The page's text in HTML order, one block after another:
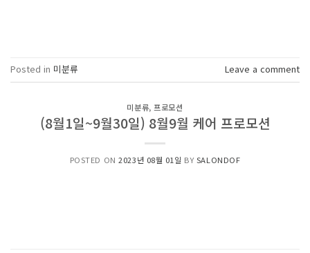
Posted in 미분류 Leave a comment
미분류, 프로모션
(8월1일~9월30일) 8월9월 케어 프로모션
POSTED ON2023년 08월 01일 BY SALONDOF